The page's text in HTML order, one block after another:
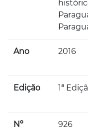
Ano 2016
Edição 1ª
Nº
926